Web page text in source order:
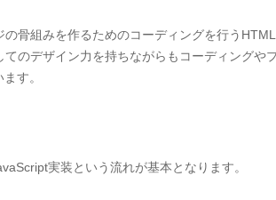
骨組みを作るためのコーディングを行う
のデザイン力を持ちながらもコーディングや
す。
実装という流れが基本となります。